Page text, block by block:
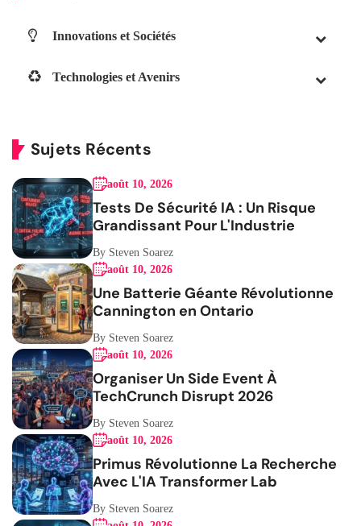
Innovations et Sociétés
Technologies et Avenirs
Sujets Récents
août 10, 2026
Tests De Sécurité IA : Un Risque
Grandissant Pour L'Industrie
By Steven Soarez
août 10, 2026
Une Batterie Géante Révolutionne
Cannington en Ontario
By Steven Soarez
août 10, 2026
Organiser Un Side Event À
TechCrunch Disrupt 2026
By Steven Soarez
août 10, 2026
Primus Révolutionne La Recherche
Avec L'IA Transformer Lab
By Steven Soarez